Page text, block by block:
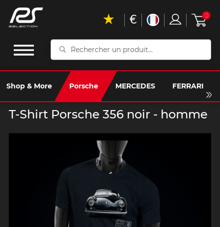
Rechercher
produit...
Shop & More Porsche MERCEDES FERRARI
€ 0
T-Shirt Porsche 356 noir - homme